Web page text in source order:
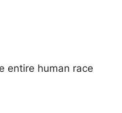
entire human race